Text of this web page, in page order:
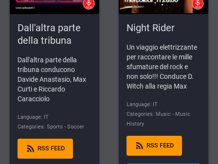
Dall'altra parte
della tribuna
Dall'altra parte della
tribuna conducono
Davide Anastasio, Max
Curti e Riccardo
Caracciolo
Language: IT
Categories: Sports - Soccer
rss_feed RSS FEED
Night Rider
Un viaggio elettrizzante
per raccontare le mille
sfumature del rock e
non solo!!! Conduce D.
Witch alla regia Max
Language: IT
Categories: Music - Music
History
rss_feed RSS FEED